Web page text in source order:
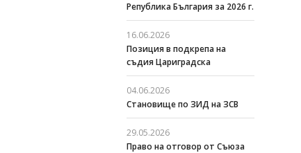
Република България за 2026 г.
16.06.2026
Позиция в подкрепа на
съдия Цариградска
04.06.2026
Становище по ЗИД на ЗСВ
29.05.2026
Право на отговор от Съюза